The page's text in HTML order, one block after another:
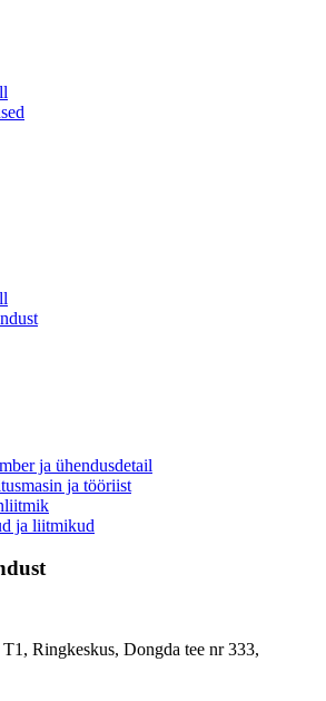
ja ühendusdetail
ja tööriist
ja liitmikud
Ringkeskus, Dongda tee nr 333,